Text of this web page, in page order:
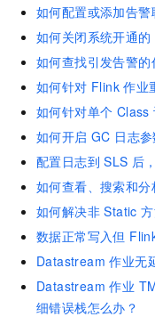
如何配置或添加告警
如何关闭系统开通
如何查找引发告警的
如何针对 Flink 作业
如何针对单个 Class
如何开启 GC 日志参
配置日志到 SLS 后
如何查看、搜索和
如何解决非 Static
数据正常写入但
Datastream 作业无
Datastream 作业
细错误栈怎么办？